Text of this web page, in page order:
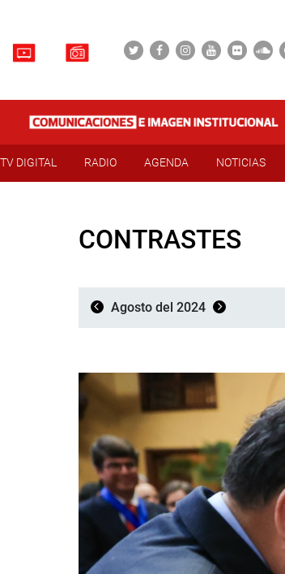
TV DIGITAL RADIO AGENDA NOTICIAS
CONTRASTES
Agosto del 2024